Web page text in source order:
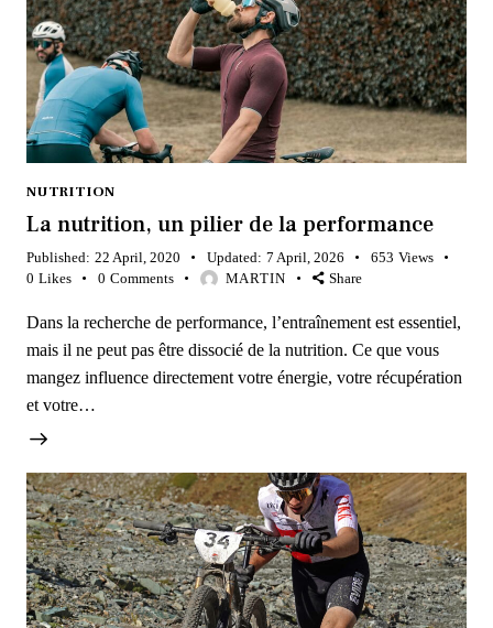
NUTRITION
La nutrition, un pilier de la performance
Published: 22 April, 2020 Updated: 7 April, 2026 653 Views
0 Likes 0 Comments MARTIN Share
Dans la recherche de performance, l’entraînement est essentiel,
mais il ne peut pas être dissocié de la nutrition. Ce que vous
mangez influence directement votre énergie, votre récupération
et votre…